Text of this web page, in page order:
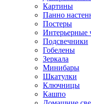
Картины
Панно
Постеры
Интерьерные
Подсвечники
Гобелены
Зеркала
Минибары
Шкатулки
Ключницы
Кашпо